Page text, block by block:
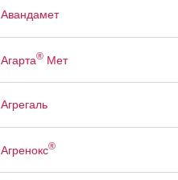
Авандамет
Агарта®Мет
Агрегаль
Агренокс®